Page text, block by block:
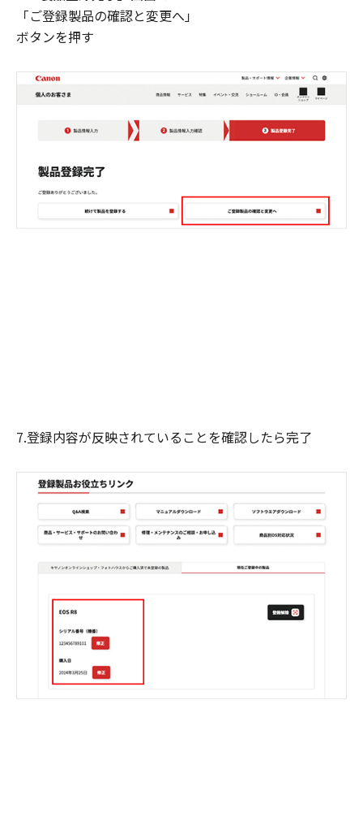
「ご登録製品の確認と変更へ」
ボタンを押す
7.登録内容が反映されていることを確認したら完了